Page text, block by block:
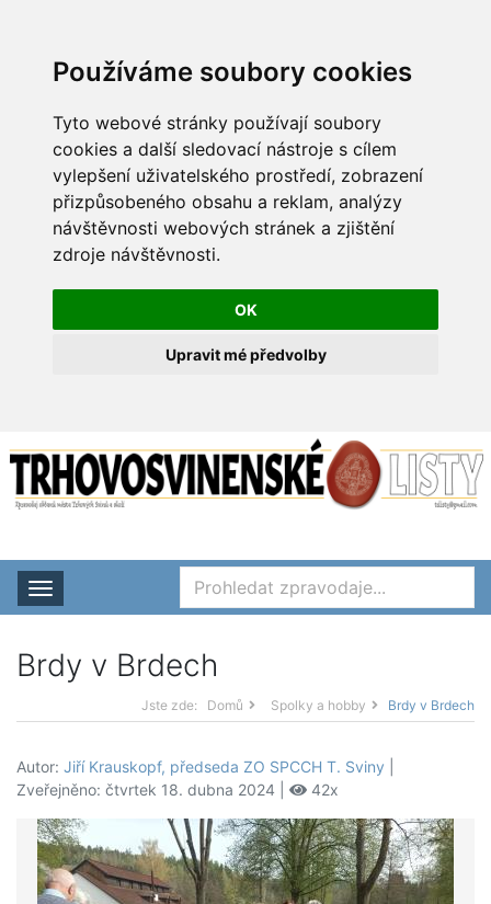
Používáme soubory cookies
Tyto webové stránky používají soubory
cookies a další sledovací nástroje s cílem
vylepšení uživatelského prostředí, zobrazení
přizpůsobeného obsahu a reklam, analýzy
návštěvnosti webových stránek a zjištění
zdroje návštěvnosti.
OK
Upravit mé předvolby
Rozbalit nabídku
Brdy v Brdech
Jste zde: Domů Spolky a hobby Brdy v Brdech
Autor: Jiří Krauskopf, předseda ZO SPCCH T. Sviny
Zveřejněno: čtvrtek 18. dubna 2024 |
42x